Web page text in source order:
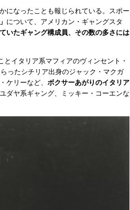
になったことも報じられている。スポー
について、アメリカン・ギャングスタ
いたギャング構成員、その数の多さには
とイタリア系マフィアのヴィンセント・
ったシチリア出身のジャック・マクガ
ケリーなど、 ボクサーあがりのイタリア
ダヤ系ギャング、ミッキー・コーエンな